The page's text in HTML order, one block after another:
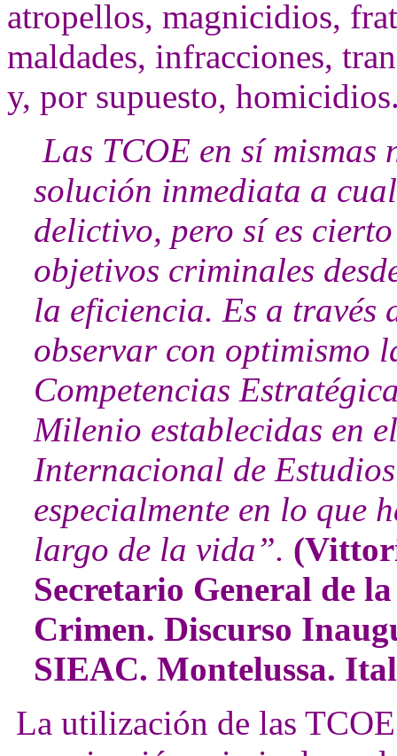
atropellos, magnicidios,
maldades, infracciones,
y, por supuesto,
Las TCOE en sí
solución inmediata a
delictivo, pero sí es
objetivos criminales
la eficiencia. Es a través
observar con optimismo
Competencias
Milenio establecidas en
Internacional de
especialmente en lo que
largo de la vida”.
Secretario General de
Crimen. Discurso
SIEAC. Montelussa.
La utilización de las